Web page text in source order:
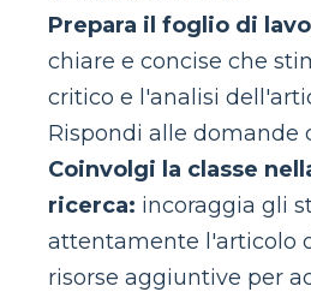
Prepara il foglio di
chiare e concise che
critico e l'analisi
Rispondi alle domande
Coinvolgi la classe
ricerca: incoraggia gli
attentamente l'articolo
risorse aggiuntive per